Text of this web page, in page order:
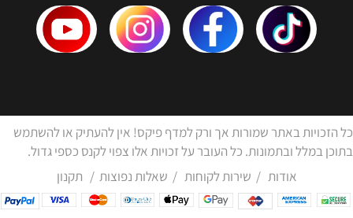
כל הזכויות באתר שמורות אך ורק למדף פיקס! אין להעתיק או להשתמש
בתוכן במלל ובתמונות. כל העובר על זכויות אלו צפוי לקנס כספי גדול.
אודות / שירות לקוחות / שאלות נפוצות / תקנון